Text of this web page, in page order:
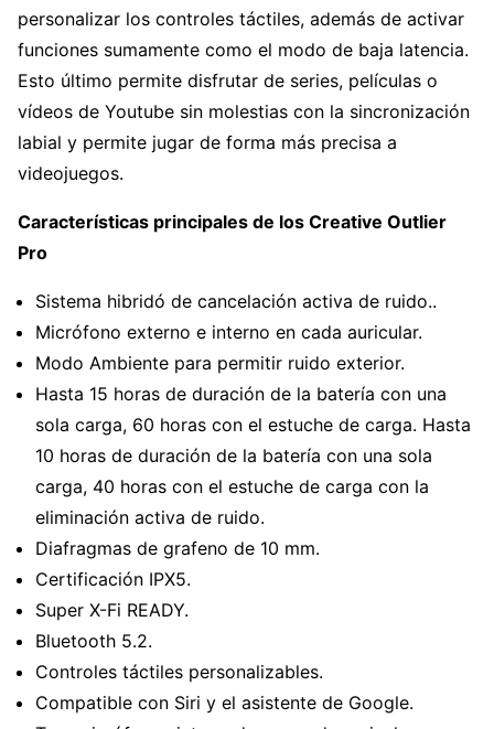
personalizar los controles táctiles, además de activar
funciones sumamente como el modo de baja latencia.
Esto último permite disfrutar de series, películas o
vídeos de Youtube sin molestias con la sincronización
labial y permite jugar de forma más precisa a
videojuegos.
Características principales de los Creative Outlier
Pro
Sistema hibridó de cancelación activa de ruido..
Micrófono externo e interno en cada auricular.
Modo Ambiente para permitir ruido exterior.
Hasta 15 horas de duración de la batería con una
sola carga, 60 horas con el estuche de carga. Hasta
10 horas de duración de la batería con una sola
carga, 40 horas con el estuche de carga con la
eliminación activa de ruido.
Diafragmas de grafeno de 10 mm.
Certificación IPX5.
Super X-Fi READY.
Bluetooth 5.2.
Controles táctiles personalizables.
Compatible con Siri y el asistente de Google.